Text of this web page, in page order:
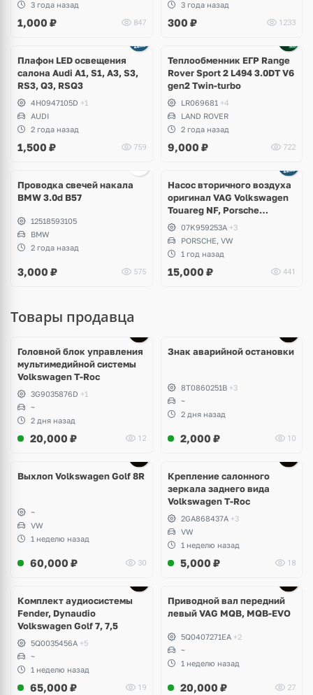
3 года назад
1,000 ₽ 847
3 года назад
300 ₽ 1233
Плафон LED освещения
салона Audi A1, S1, A3, S3,
RS3, Q3, RSQ3
4H0947105D +1
AUDI
2 года назад
1,500 ₽ 759
Теплообменник ЕГР Range
Rover Sport 2 L494 3.0DT V6
gen2 Twin-turbo
LR069681 +4
LAND ROVER
2 года назад
9,000 ₽ 722
Проводка свечей накала
BMW 3.0d B57
12518593105
BMW
2 года назад
3,000 ₽ 575
Насос вторичного воздуха
оригинал VAG Volkswagen
Touareg NF, Porsche
Cayenne 958 S Hybrid
07K959253A +3
PORSCHE, VW
1 год назад
15,000 ₽ 441
Товары продавца
Головной блок управления
мультимедийной системы
Volkswagen T-Roc
3G9035876D +1
~
2 дня назад
20,000 ₽ 12
Знак аварийной остановки
8T0860251B +3
~
2 дня назад
2,000 ₽ 10
Выхлоп Volkswagen Golf 8R
~
VW
1 неделю назад
60,000 ₽ 30
Крепление салонного
зеркала заднего вида
Volkswagen T-Roc
2GA868437A +3
VW
1 неделю назад
5,000 ₽ 18
Комплект аудиосистемы
Fender, Dynaudio
Volkswagen Golf 7, 7,5
5Q0035456A +5
~
1 неделю назад
65,000 ₽ 19
Приводной вал передний
левый VAG MQB, MQB-EVO
5Q0407271EA +2
~
1 неделю назад
20,000 ₽ 27